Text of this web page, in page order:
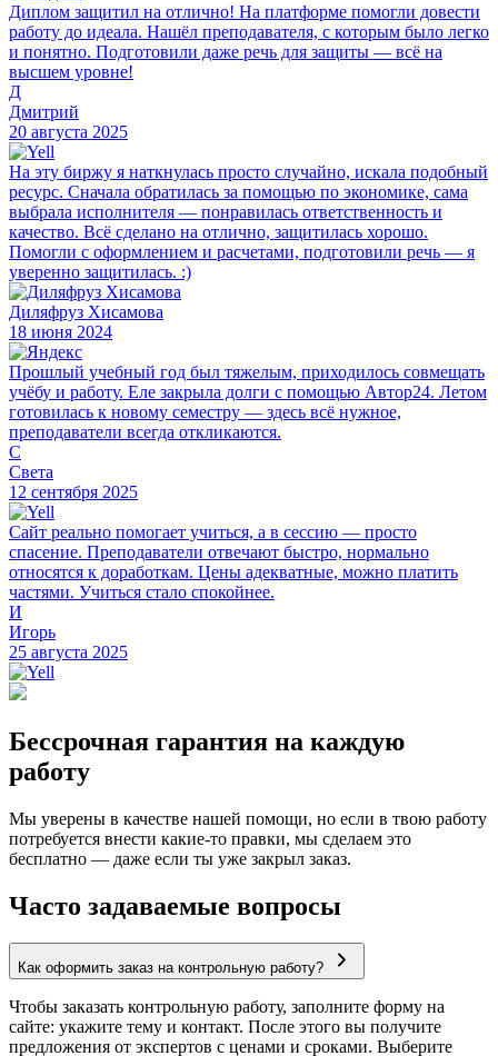
Диплом защитил на отлично! На платформе помогли довести
работу до идеала. Нашёл преподавателя, с которым было легко
и понятно. Подготовили даже речь для защиты — всё на
высшем уровне!
Д
Дмитрий
20 августа 2025
На эту биржу я наткнулась просто случайно, искала подобный
ресурс. Сначала обратилась за помощью по экономике, сама
выбрала исполнителя — понравилась ответственность и
качество. Всё сделано на отлично, защитилась хорошо.
Помогли с оформлением и расчетами, подготовили речь — я
уверенно защитилась. :)
Диляфруз Хисамова
18 июня 2024
Прошлый учебный год был тяжелым, приходилось совмещать
учёбу и работу. Еле закрыла долги с помощью Автор24. Летом
готовилась к новому семестру — здесь всё нужное,
преподаватели всегда откликаются.
С
Света
12 сентября 2025
Сайт реально помогает учиться, а в сессию — просто
спасение. Преподаватели отвечают быстро, нормально
относятся к доработкам. Цены адекватные, можно платить
частями. Учиться стало спокойнее.
И
Игорь
25 августа 2025
Бессрочная гарантия на каждую
работу
Мы уверены в качестве нашей помощи, но если в твою работу
потребуется внести какие-то правки, мы сделаем это
бесплатно — даже если ты уже закрыл заказ.
Часто задаваемые вопросы
Как оформить заказ на контрольную работу?
Чтобы заказать контрольную работу, заполните форму на
сайте: укажите тему и контакт. После этого вы получите
предложения от экспертов с ценами и сроками. Выберите